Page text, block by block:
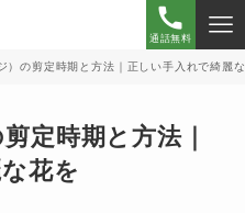
通話無料
）の剪定時期と方法｜正しい手入れで綺麗
定時期と方法｜
花を